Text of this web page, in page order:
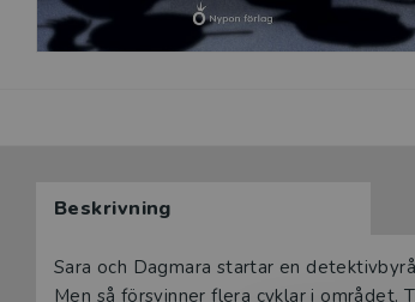
Beskrivning
Beskrivning
Sara och Dagmara startar en
Men så försvinner flera cyklar i området.